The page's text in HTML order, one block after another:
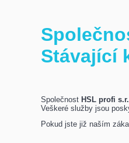
Stávající
Společnost HSL profi
Veškeré služby jsou
Pokud jste již naším